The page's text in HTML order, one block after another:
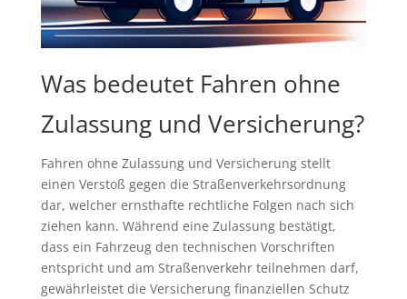
Was bedeutet Fahren ohne
Zulassung und Versicherung?
Fahren ohne Zulassung und Versicherung stellt
einen Verstoß gegen die Straßenverkehrsordnung
dar, welcher ernsthafte rechtliche Folgen nach sich
ziehen kann. Während eine Zulassung bestätigt,
dass ein Fahrzeug den technischen Vorschriften
entspricht und am Straßenverkehr teilnehmen darf,
gewährleistet die Versicherung finanziellen Schutz